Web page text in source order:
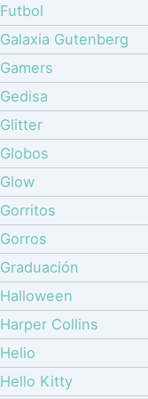
Futbol
Galaxia Gutenberg
Gamers
Gedisa
Glitter
Globos
Glow
Gorritos
Gorros
Graduación
Halloween
Harper Collins
Helio
Hello Kitty